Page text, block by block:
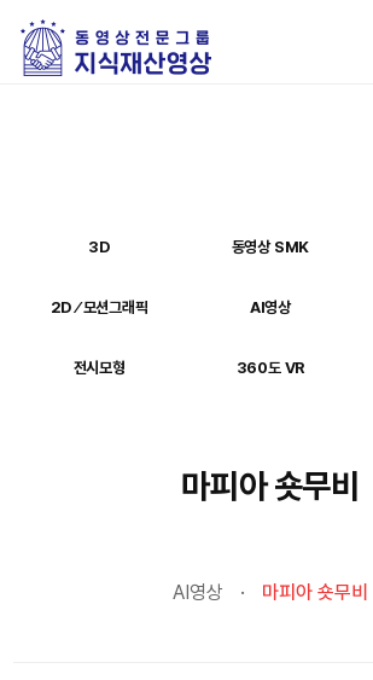
3D 동영상 SMK
2D ⁄ 모션그래픽 AI영상
전시모형 360도 VR
마피아 숏무비
AI영상 마피아 숏무비